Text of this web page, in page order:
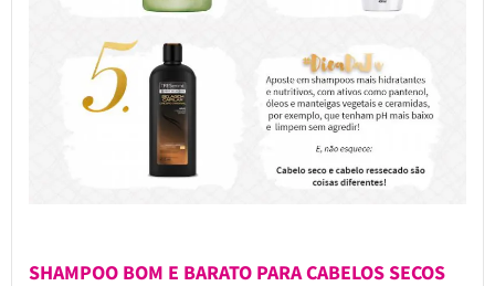
SHAMPOO BOM E BARATO PARA CABELOS SECOS